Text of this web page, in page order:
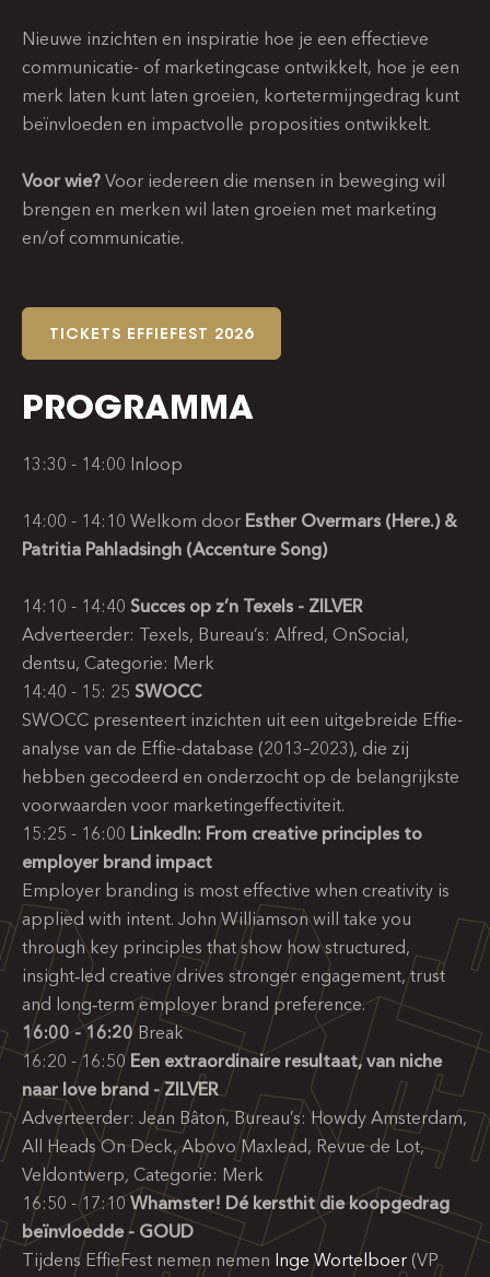
Nieuwe inzichten en inspiratie hoe je een effectieve
communicatie- of marketingcase ontwikkelt, hoe je een
merk laten kunt laten groeien, kortetermijngedrag kunt
beïnvloeden en impactvolle proposities ontwikkelt.
Voor wie? Voor iedereen die mensen in beweging wil
brengen en merken wil laten groeien met marketing
en/of communicatie.
TICKETS EFFIEFEST 2026
PROGRAMMA
13:30 - 14:00 Inloop
14:00 - 14:10 Welkom door Esther Overmars (Here.) &
Patritia Pahladsingh (Accenture Song)
14:10 - 14:40 Succes op z’n Texels - ZILVER
Adverteerder: Texels, Bureau’s: Alfred, OnSocial,
dentsu, Categorie: Merk
14:40 - 15: 25 SWOCC
SWOCC presenteert inzichten uit een uitgebreide Effie-
analyse van de Effie-database (2013–2023), die zij
hebben gecodeerd en onderzocht op de belangrijkste
voorwaarden voor marketingeffectiviteit.
15:25 - 16:00 LinkedIn: From creative principles to
employer brand impact
Employer branding is most effective when creativity is
applied with intent. John Williamson will take you
through key principles that show how structured,
insight‑led creative drives stronger engagement, trust
and long‑term employer brand preference.
16:00 - 16:20Break
16:20 - 16:50 Een extraordinaire resultaat, van niche
naar love brand - ZILVER
Adverteerder: Jean Bâton, Bureau’s: Howdy Amsterdam,
All Heads On Deck, Abovo Maxlead, Revue de Lot,
Veldontwerp, Categorie: Merk
16:50 - 17:10Whamster! Dé kersthit die koopgedrag
beïnvloedde - GOUD
Tijdens EffieFest nemen nemen Inge Wortelboer (VP